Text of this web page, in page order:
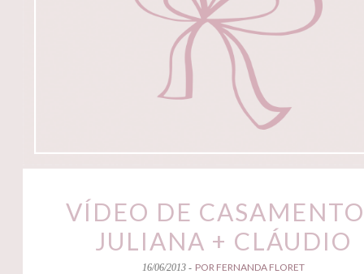
VÍDEO DE
JULIANA + CLÁUDIO
16/06/2013 - POR FERNANDA FLORET